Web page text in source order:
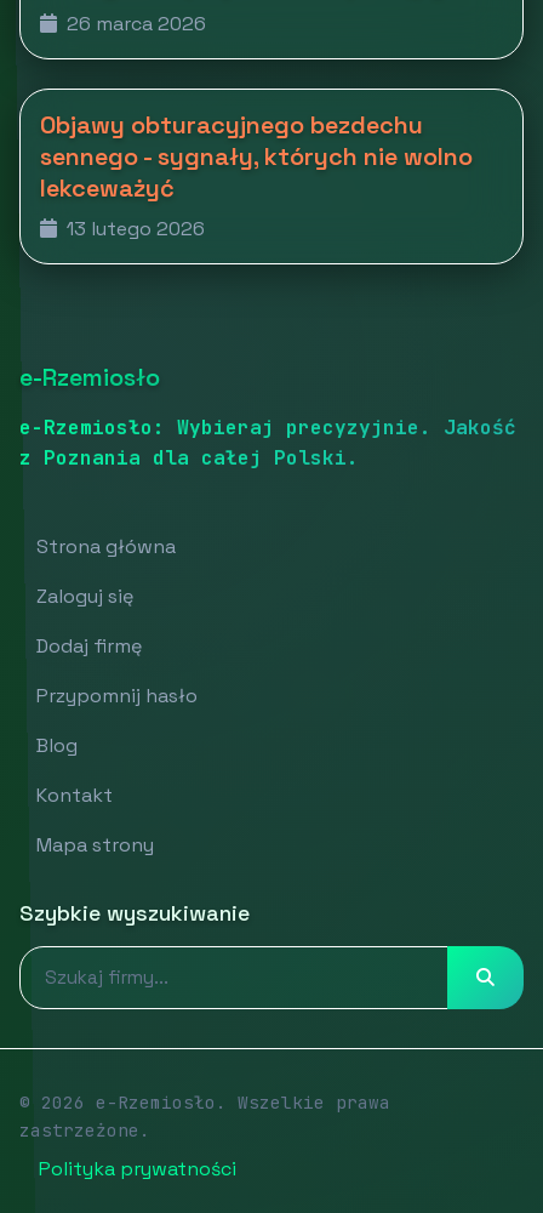
26 marca 2026
Objawy obturacyjnego bezdechu
sennego - sygnały, których nie wolno
lekceważyć
13 lutego 2026
e-Rzemiosło
e-Rzemiosło: Wybieraj precyzyjnie. Jakość
z Poznania dla całej Polski.
Strona główna
Zaloguj się
Dodaj firmę
Przypomnij hasło
Blog
Kontakt
Mapa strony
Szybkie wyszukiwanie
© 2026 e-Rzemiosło. Wszelkie prawa
zastrzeżone.
Polityka prywatności